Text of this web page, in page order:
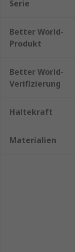
Serie
Better World-
Produkt
Better World-
Verifizierung
Haltekraft
Materialien